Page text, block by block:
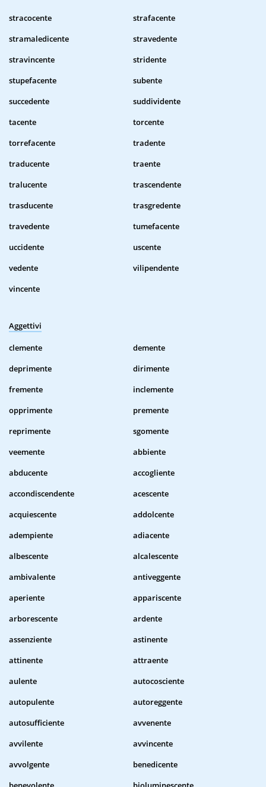
stracocente
strafacente
stramaledicente
stravedente
stravincente
stridente
stupefacente
subente
succedente
suddividente
tacente
torcente
torrefacente
tradente
traducente
traente
tralucente
trascendente
trasducente
trasgredente
travedente
tumefacente
uccidente
uscente
vedente
vilipendente
vincente
Aggettivi
clemente
demente
deprimente
dirimente
fremente
inclemente
opprimente
premente
reprimente
sgomente
veemente
abbiente
abducente
accogliente
accondiscendente
acescente
acquiescente
addolcente
adempiente
adiacente
albescente
alcalescente
ambivalente
antiveggente
aperiente
appariscente
arborescente
ardente
assenziente
astinente
attinente
attraente
aulente
autocosciente
autopulente
autoreggente
autosufficiente
avvenente
avvilente
avvincente
avvolgente
benedicente